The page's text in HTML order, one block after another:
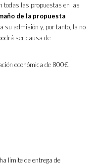
todas las propuestas en las
de la propuesta
su admisión y, por tanto, la no
ser causa de
económica de 800€.
límite de entrega de